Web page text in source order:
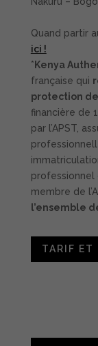
Quand partir
ici !
* Kenya
française qui
protection
financière de
par l’APST,
professionnel
membre de
l’ensemble
TARIF ET